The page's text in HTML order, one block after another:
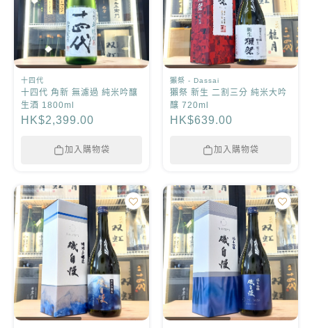
十四代
十四代 角新 無濾過 純米吟釀
生酒 1800ml
HK$2,399.00
加入購物袋
獺祭 - Dassai
獺祭 新生 二割三分 純米大吟
釀 720ml
HK$639.00
加入購物袋